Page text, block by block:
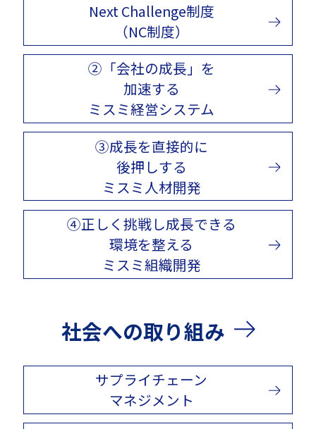
Next Challenge制度
（NC制度）
②「会社の成長」を
加速する
ミスミ経営システム
③成長を直接的に
後押しする
ミスミ人材開発
④正しく挑戦し成長できる
環境を整える
ミスミ組織開発
社会への取り組み
サプライチェーン
マネジメント